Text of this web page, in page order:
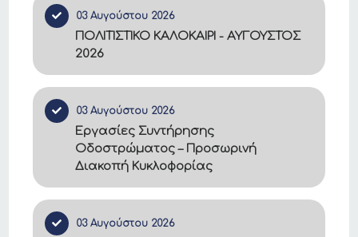
03 Αυγούστου 2026
ΠΟΛΙΤΙΣΤΙΚΟ ΚΑΛΟΚΑΙΡΙ - ΑΥΓΟΥΣΤΟΣ
2026
03 Αυγούστου 2026
Εργασίες Συντήρησης
Οδοστρώματος – Προσωρινή
Διακοπή Κυκλοφορίας
03 Αυγούστου 2026